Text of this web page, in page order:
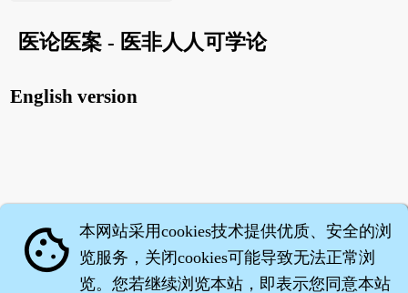
医论医案 - 医非人人可学论
English version
cookie 本网站采用cookies技术提供优质、安全的浏
览服务，关闭cookies可能导致无法正常浏
览。您若继续浏览本站，即表示您同意本站